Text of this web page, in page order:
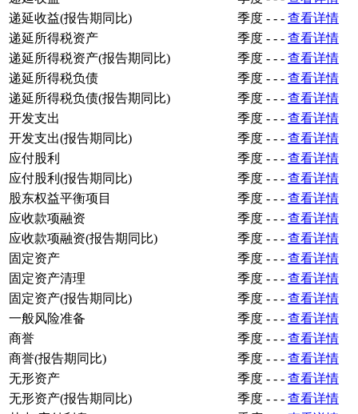
递延收益(报告期同比)
季度 - - - 查看详情
递延所得税资产
季度 - - - 查看详情
递延所得税资产(报告期同比)
季度 - - - 查看详情
递延所得税负债
季度 - - - 查看详情
递延所得税负债(报告期同比)
季度 - - - 查看详情
开发支出
季度 - - - 查看详情
开发支出(报告期同比)
季度 - - - 查看详情
应付股利
季度 - - - 查看详情
应付股利(报告期同比)
季度 - - - 查看详情
股东权益平衡项目
季度 - - - 查看详情
应收款项融资
季度 - - - 查看详情
应收款项融资(报告期同比)
季度 - - - 查看详情
固定资产
季度 - - - 查看详情
固定资产清理
季度 - - - 查看详情
固定资产(报告期同比)
季度 - - - 查看详情
一般风险准备
季度 - - - 查看详情
商誉
季度 - - - 查看详情
商誉(报告期同比)
季度 - - - 查看详情
无形资产
季度 - - - 查看详情
无形资产(报告期同比)
季度 - - - 查看详情